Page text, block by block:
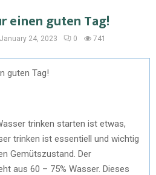
einen guten Tag!
January 24, 2023 0 741
guten Tag!
trinken starten ist etwas,
trinken ist essentiell und wichtig
Gemütszustand. Der
aus 60 – 75% Wasser. Dieses